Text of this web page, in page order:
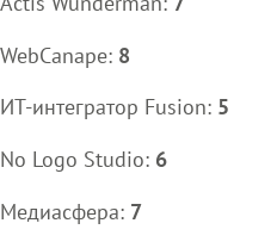
WebCanape: 8
ИТ-интегратор Fusion: 5
No Logo Studio: 6
Медиасфера: 7